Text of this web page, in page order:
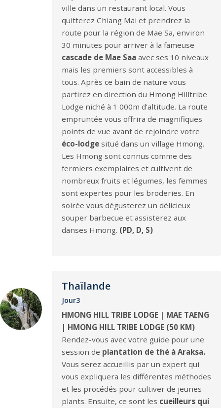
ville dans un restaurant local. Vous
quitterez Chiang Mai et prendrez la
route pour la région de Mae Sa, environ
30 minutes pour arriver à la fameuse
cascade de Mae Saa avec ses 10 niveaux
mais les premiers sont accessibles à
tous. Après ce bain de nature vous
partirez en direction du Hmong Hilltribe
Lodge niché à 1 000m d’altitude. La route
empruntée vous offrira de magnifiques
points de vue avant de rejoindre votre
éco-lodge situé dans un village Hmong.
Les Hmong sont connus comme des
fermiers exemplaires et cultivent de
nombreux fruits et légumes, les femmes
sont expertes pour les broderies. En
soirée vous dégusterez un délicieux
souper barbecue et assisterez aux
danses Hmong. (PD, D, S)
Thaïlande
Jour3
HMONG HILL TRIBE LODGE | MAE TAENG
| HMONG HILL TRIBE LODGE (50 KM)
Rendez-vous avec votre guide pour une
session de plantation de thé à Araksa.
Vous serez accueillis par un expert qui
vous expliquera les différentes méthodes
et les procédés pour cultiver de jeunes
plants. Ensuite, ce sont les cueilleurs qui